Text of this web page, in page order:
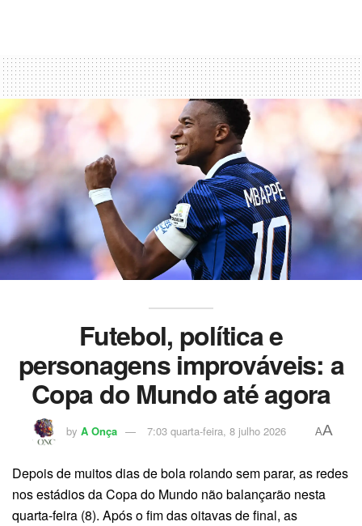
Futebol, política e
personagens improváveis: a
Copa do Mundo até agora
by A Onça 7:03 quarta-feira, 8 julho 2026 AA
Depois de muitos dias de bola rolando sem parar, as redes
nos estádios da Copa do Mundo não balançarão nesta
quarta-feira (8). Após o fim das oitavas de final, as